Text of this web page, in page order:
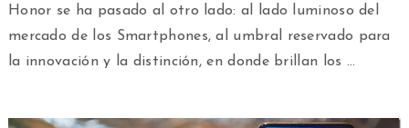
Honor se ha pasado al otro lado: al lado luminoso del
mercado de los Smartphones, al umbral reservado para
la innovación y la distinción, en donde brillan los …